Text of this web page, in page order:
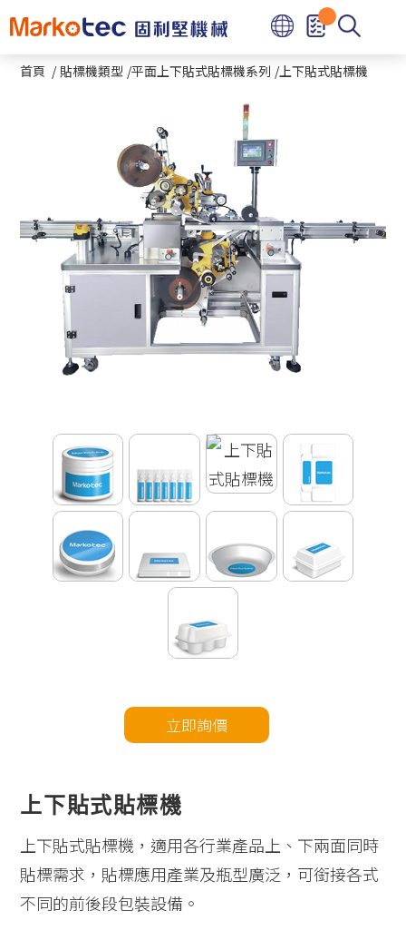
首頁 貼標機類型 平面上下貼式貼標機系列 上下貼式貼標機
上下貼式貼標機
上下貼式貼標機，適用各行業產品上、下兩面同時
貼標需求，貼標應用產業及瓶型廣泛，可銜接各式
不同的前後段包裝設備。
立即詢價